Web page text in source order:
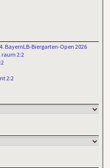
BayernLB-Biergarten-Open 2026
raum 2:2
2:2